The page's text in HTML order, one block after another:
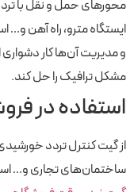
محورهای حمل و نقل با
ایستگاه مترو، راه آهن و…
و مدیریت آن‌‌ها کار دشواری
مشکل ترافیک را حل کند.
استفاده در
از گیت‌ کنترل تردد
ساختمان‌های تجاری و…